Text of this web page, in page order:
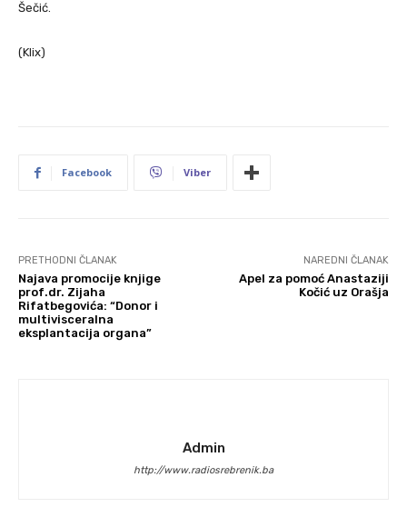
Šečić.
(Klix)
Facebook Viber
PRETHODNI ČLANAK
Najava promocije knjige
prof.dr. Zijaha
Rifatbegovića: “Donor i
multivisceralna
eksplantacija organa”
NAREDNI ČLANAK
Apel za pomoć Anastaziji
Kočić uz Orašja
Admin
http://www.radiosrebrenik.ba